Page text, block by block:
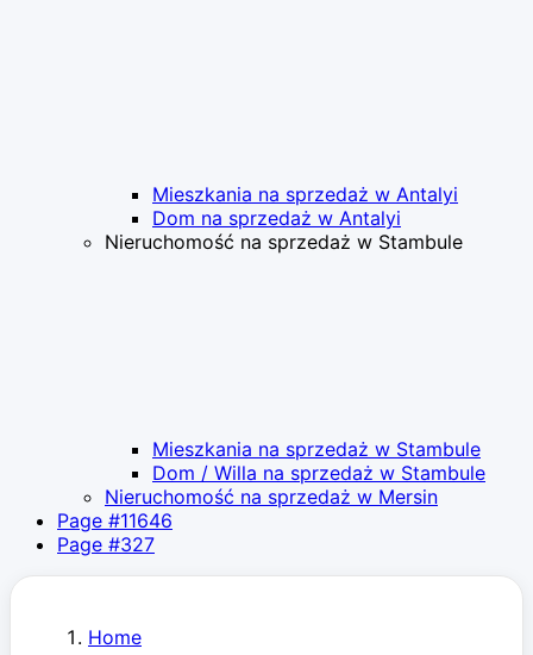
Mieszkania na sprzedaż w Antalyi
Dom na sprzedaż w Antalyi
Nieruchomość na sprzedaż w Stambule
Mieszkania na sprzedaż w Stambule
Dom / Willa na sprzedaż w Stambule
Nieruchomość na sprzedaż w Mersin
Page #11646
Page #327
Home